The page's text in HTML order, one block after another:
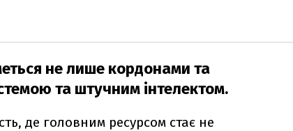
не лише кордонами та
та штучним інтелектом.
де головним ресурсом стає не